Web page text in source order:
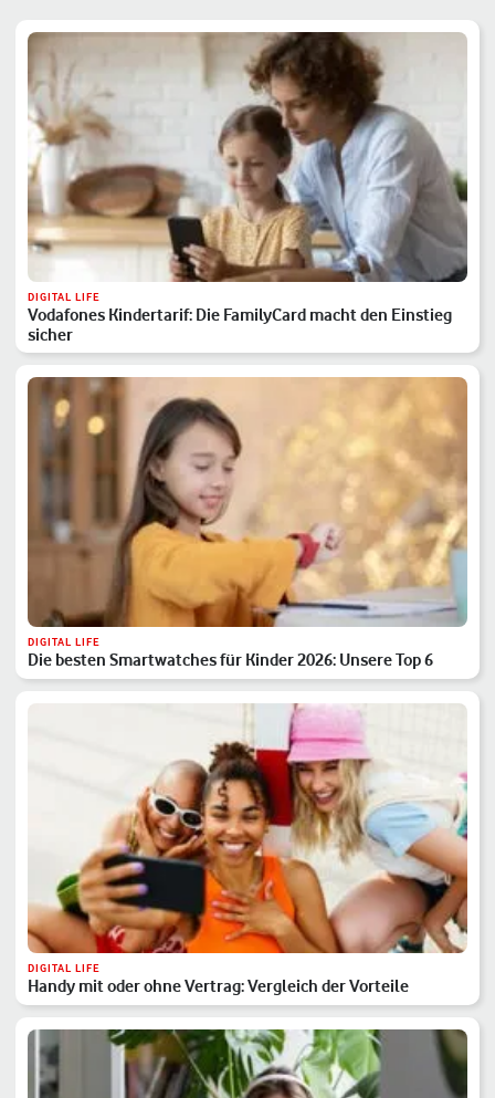
DIGITAL LIFE
Vodafones Kindertarif: Die FamilyCard macht den Einstieg
sicher
DIGITAL LIFE
Die besten Smartwatches für Kinder 2026: Unsere Top 6
DIGITAL LIFE
Handy mit oder ohne Vertrag: Vergleich der Vorteile